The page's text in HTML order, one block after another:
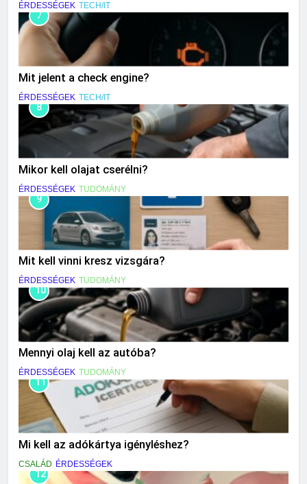
ÉRDESSÉGEK TECH/IT
7
Mit jelent a check engine?
ÉRDESSÉGEK TECH/IT
8
Mikor kell olajat cserélni?
ÉRDESSÉGEK TUDOMÁNY
9
Mit kell vinni kresz vizsgára?
ÉRDESSÉGEK TUDOMÁNY
10
Mennyi olaj kell az autóba?
ÉRDESSÉGEK TUDOMÁNY
11
Mi kell az adókártya igényléshez?
CSALÁD ÉRDESSÉGEK
12